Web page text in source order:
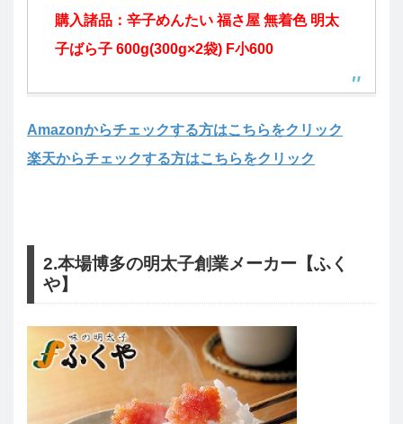
購入諸品：辛子めんたい 福さ屋 無着色 明太
子ばら子 600g(300g×2袋) F小600
Amazonからチェックする方はこちらをクリック
楽天からチェックする方はこちらをクリック
2.本場博多の明太子創業メーカー【ふく
や】